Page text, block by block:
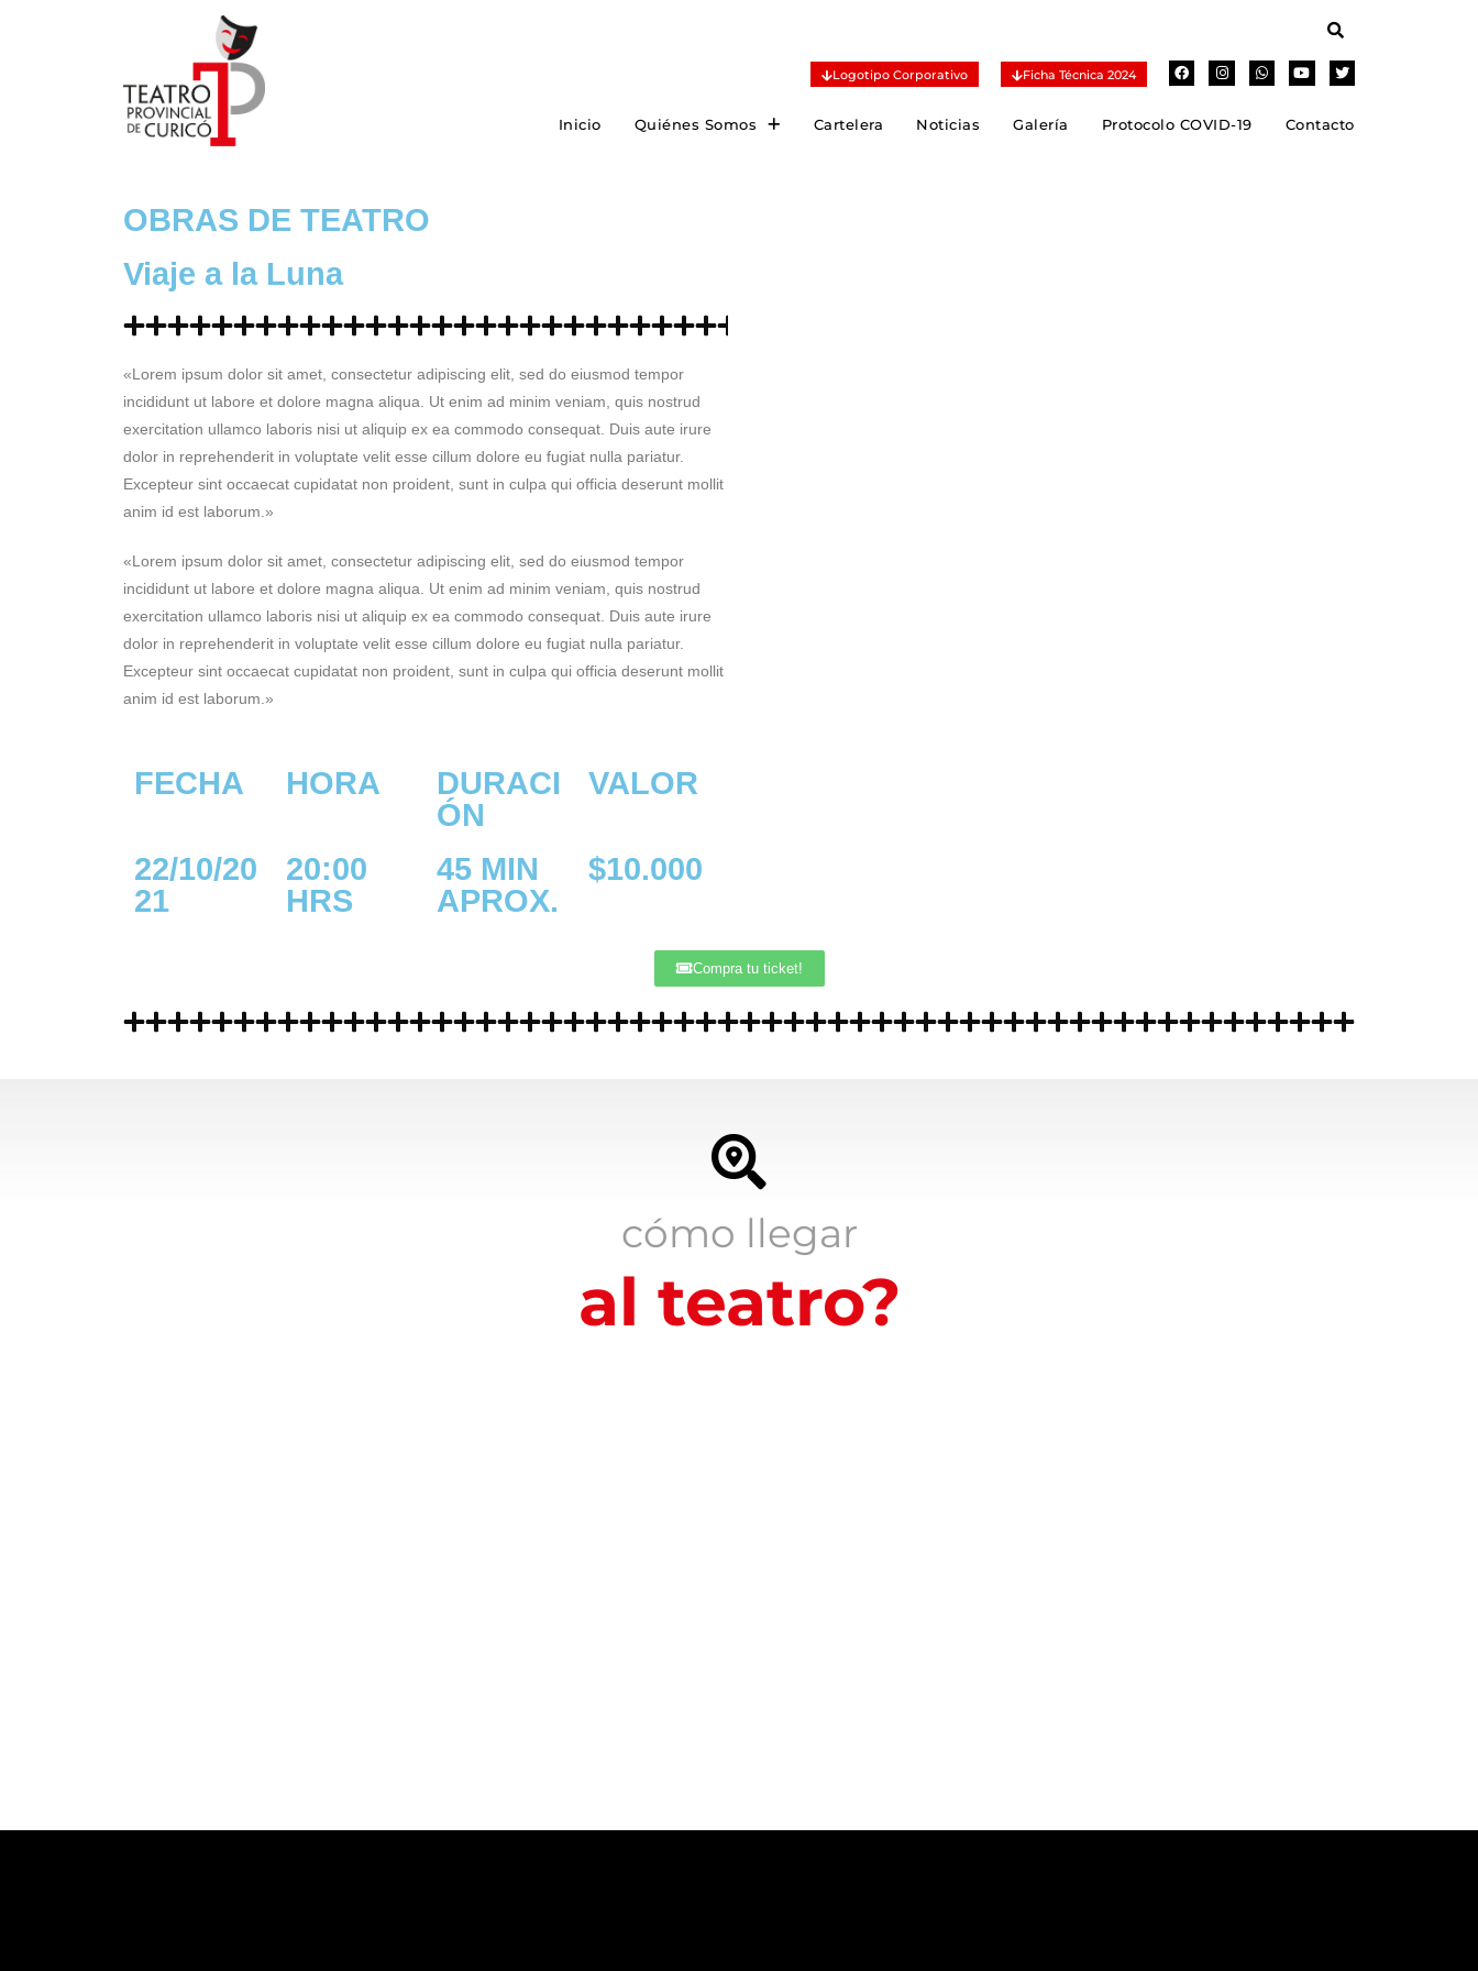
Logotipo Corporativo Ficha Técnica 2024
Inicio Quiénes Somos Cartelera Noticias Galería Protocolo COVID-19 Contacto
OBRAS DE TEATRO
Viaje a la Luna
«Lorem ipsum dolor sit amet, consectetur adipiscing elit, sed do eiusmod tempor
incididunt ut labore et dolore magna aliqua. Ut enim ad minim veniam, quis nostrud
exercitation ullamco laboris nisi ut aliquip ex ea commodo consequat. Duis aute irure
dolor in reprehenderit in voluptate velit esse cillum dolore eu fugiat nulla pariatur.
Excepteur sint occaecat cupidatat non proident, sunt in culpa qui officia deserunt mollit
anim id est laborum.»
«Lorem ipsum dolor sit amet, consectetur adipiscing elit, sed do eiusmod tempor
incididunt ut labore et dolore magna aliqua. Ut enim ad minim veniam, quis nostrud
exercitation ullamco laboris nisi ut aliquip ex ea commodo consequat. Duis aute irure
dolor in reprehenderit in voluptate velit esse cillum dolore eu fugiat nulla pariatur.
Excepteur sint occaecat cupidatat non proident, sunt in culpa qui officia deserunt mollit
anim id est laborum.»
FECHA HORA
DURACI
ÓN
VALOR
22/10/20
21
20:00
HRS
45 MIN
APROX.
$10.000
Compra tu ticket!
cómo llegar
al teatro?